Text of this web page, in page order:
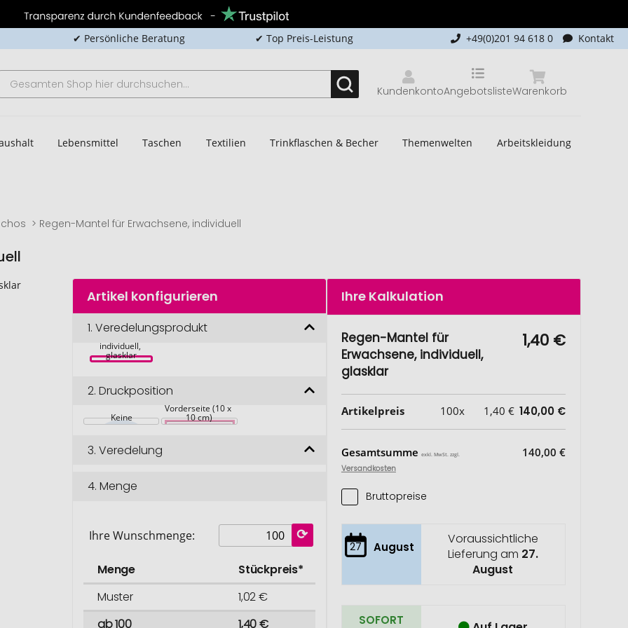
✔ Persönliche Beratung ✔ Top Preis-Leistung +49(0)201 94 618 0 Kontakt
Kundenkonto Warenkorb
Angebotsliste
Lebensmittel Taschen Textilien Trinkflaschen & Becher Themenwelten Arbeitskleidung
Regen-Mantel für Erwachsene, individuell
Artikel konfigurieren
1.Veredelungsprodukt
für
individuell,
glasklar
2.Druckposition
Keine
Vorderseite (10 x
10 cm)
3.Veredelung
4.Menge
Ihre Wunschmenge:
Menge
Stückpreis*
Muster
1,02 €
ab 100
1,40 €
Ihre Kalkulation
Regen-Mantel für
Erwachsene, individuell,
glasklar
1,40 €
Artikelpreis 100x 1,40 € 140,00 €
Gesamtsumme exkl. MwSt. zzgl.
Versandkosten
140,00 €
Bruttopreise
27 August
Voraussichtliche
Lieferung am 27.
August
SOFORT